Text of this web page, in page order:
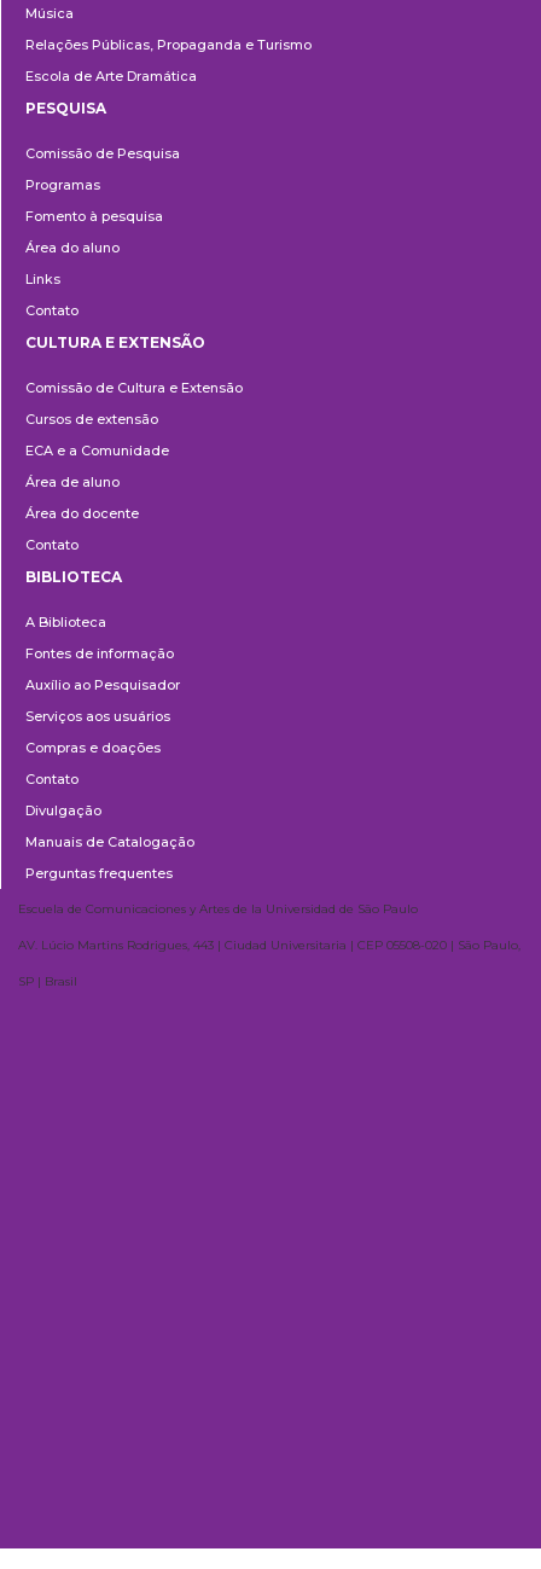
Música
Relações Públicas, Propaganda e Turismo
Escola de Arte Dramática
PESQUISA
Comissão de Pesquisa
Programas
Fomento à pesquisa
Área do aluno
Links
Contato
e
Extensão
CULTURA E EXTENSÃO
Comissão de Cultura e Extensão
Cursos de extensão
ECA e a Comunidade
Área de aluno
Área do docente
Contato
BIBLIOTECA
A Biblioteca
Fontes de informação
Auxílio ao Pesquisador
Serviços aos usuários
Compras e doações
Contato
Divulgação
Manuais de Catalogação
Perguntas frequentes
Escuela de Comunicaciones y Artes de la Universidad de São Paulo
AV. Lúcio Martins Rodrigues, 443 | Ciudad Universitaria | CEP 05508-020 | São Paulo,
SP | Brasil